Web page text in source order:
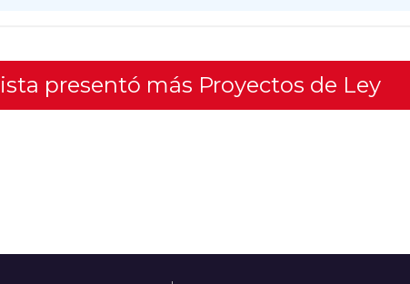
presentó más Proyectos de Ley